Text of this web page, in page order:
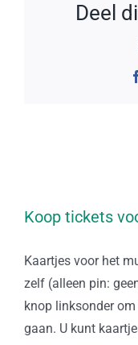
Deel
Koop tickets
Kaartjes voor het
zelf (alleen pin:
knop linksonder
gaan. U kunt